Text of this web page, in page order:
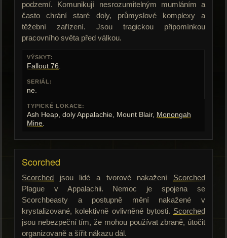
podzemí. Komunikují nesrozumitelným mumláním a
často chrání staré doly, průmyslové komplexy a
těžební zařízení. Jsou tragickou připomínkou
pracovního světa před válkou.
VÝSKYT:
Fallout 76.
SERIÁL:
ne.
TYPICKÉ LOKACE:
Ash Heap, doly Appalachie, Mount Blair, Monongah
Mine.
Scorched
Scorched jsou lidé a tvorové nakažení Scorched
Plague v Appalachii. Nemoc je spojena se
Scorchbeasty a postupně mění nakažené v
krystalizované, kolektivně ovlivněné bytosti. Scorched
jsou nebezpeční tím, že mohou používat zbraně, útočit
organizovaně a šířit nákazu dál.